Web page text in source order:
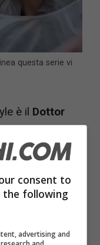
questa serie vi
è il Dottor
Hospital
vi serve una
consent to
the following
advertising and